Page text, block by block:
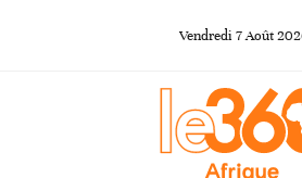
Vendredi 7Août